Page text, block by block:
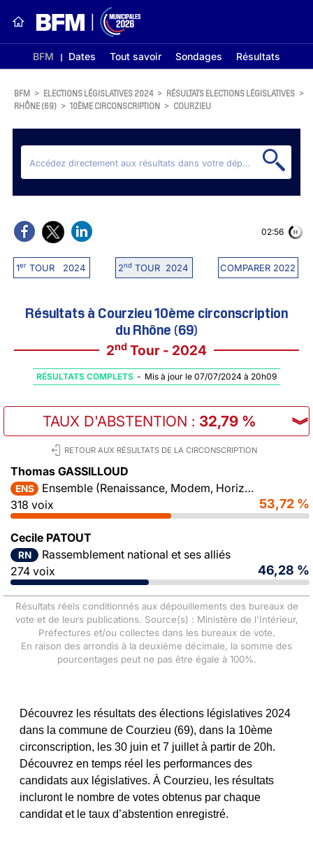
BFM Dates Tout savoir Sondages Résultats
BFM > ELECTIONS LÉGISLATIVES 2024 > RÉSULTATS ELECTIONS LÉGISLATIVES >
RHÔNE (69) > 10ÈME CIRCONSCRIPTION > COURZIEU
1erTOUR 2024 2ndTOUR 2024 COMPARER 2022
02:56
Résultats à Courzieu 10ème circonscription
du Rhône (69)
2nd Tour - 2024
RÉSULTATS COMPLETS - Mis à jour le 07/07/2024 à 20h09
TAUX D'ABSTENTION : 32,79 % ︾
RETOUR AUX RÉSULTATS DE LA CIRCONSCRIPTION
Thomas GASSILLOUD
ENS
Ensemble (Renaissance, Modem, Horizons)
318 voix
53,72 %
Cecile PATOUT
RN
Rassemblement national et ses alliés
274 voix
46,28 %
Résultats réels conditionnés aux dépouillements des bureaux de
vote et de leurs publications. Source(s) : Ministère de l'Intérieur,
Préfectures et/ou collectes dans les bureaux de vote.
En raison des arrondis à la deuxième décimale, la somme des
pourcentages peut ne pas être égale à 100%.
Découvrez les résultats des élections législatives 2024
dans la commune de Courzieu (69), dans la 10ème
circonscription, les 30 juin et 7 juillet à partir de 20h.
Découvrez en temps réel les performances des
candidats aux législatives. À Courzieu, les résultats
incluront le nombre de votes obtenus par chaque
candidat et le taux d’abstention enregistré.